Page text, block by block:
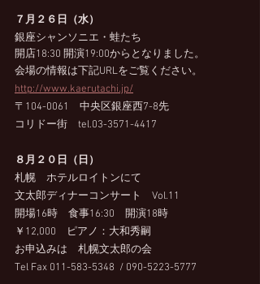
７月２６日（水）
銀座シャンソニエ・蛙たち
開店18:30 開演19:00からとなりました。
会場の情報は下記URLをご覧ください。
http://www.kaerutachi.jp/
〒104-0061　中央区銀座西7-8先
コリドー街　tel.03-3571-4417
８月２０日（日）
札幌　ホテルロイトンにて
文太郎ディナーコンサート　Vol.11
開場16時　食事16:30　開演18時
￥12,000　ピアノ：大和秀嗣
お申込みは　札幌文太郎の会
Tel Fax 011-583-5348  / 090-5223-5777